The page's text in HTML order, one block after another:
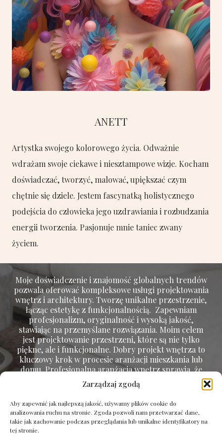
Zarządzaj zgodą
Aby zapewnić jak najlepszą jakość, używamy plików cookie do
analizowania ruchu na stronie. Zgoda pozwoli nam przetwarzać dane,
takie jak zachowanie podczas przeglądania lub unikalne identyfikatory na
tej stronie.
ANETT
Artystka swojego kolorowego życia. Odważnie
wdrażam swoje ciekawe i niesztampowe wizje. Kocham
doświadczać, tworzyć, malować, upiększać czym
chętnie się dziele. Jestem fascynatką holistycznego
podejścia do człowieka jego uzdrawiania i rozbudzania
energii tworzenia. Pasjonuje mnie taniec zwany
życiem.
Moje doświadczenie i znajomość globalnych trendów
pozwala oferować kompleksowe usługi projektowania
wnętrz i architektury. Tworzę unikalne przestrzenie,
łącząc estetykę z funkcjonalnością. Zapewniam
profesjonalizm, oryginalność i wysoką jakość,
stawiając na przemyślane rozwiązania. Moim celem
jest projektowanie przestrzeni, które są nie tylko
piękne, ale i funkcjonalne. Dobry projekt wnętrza to
kluczowy krok w procesie aranżacji mieszkania lub
domu. Profesjonalna aranżacja wnętrz sprawia, że
każde mieszkanie czy dom staje się harmonijnym i
przemyślanym miejscem do życia.
Portfolio